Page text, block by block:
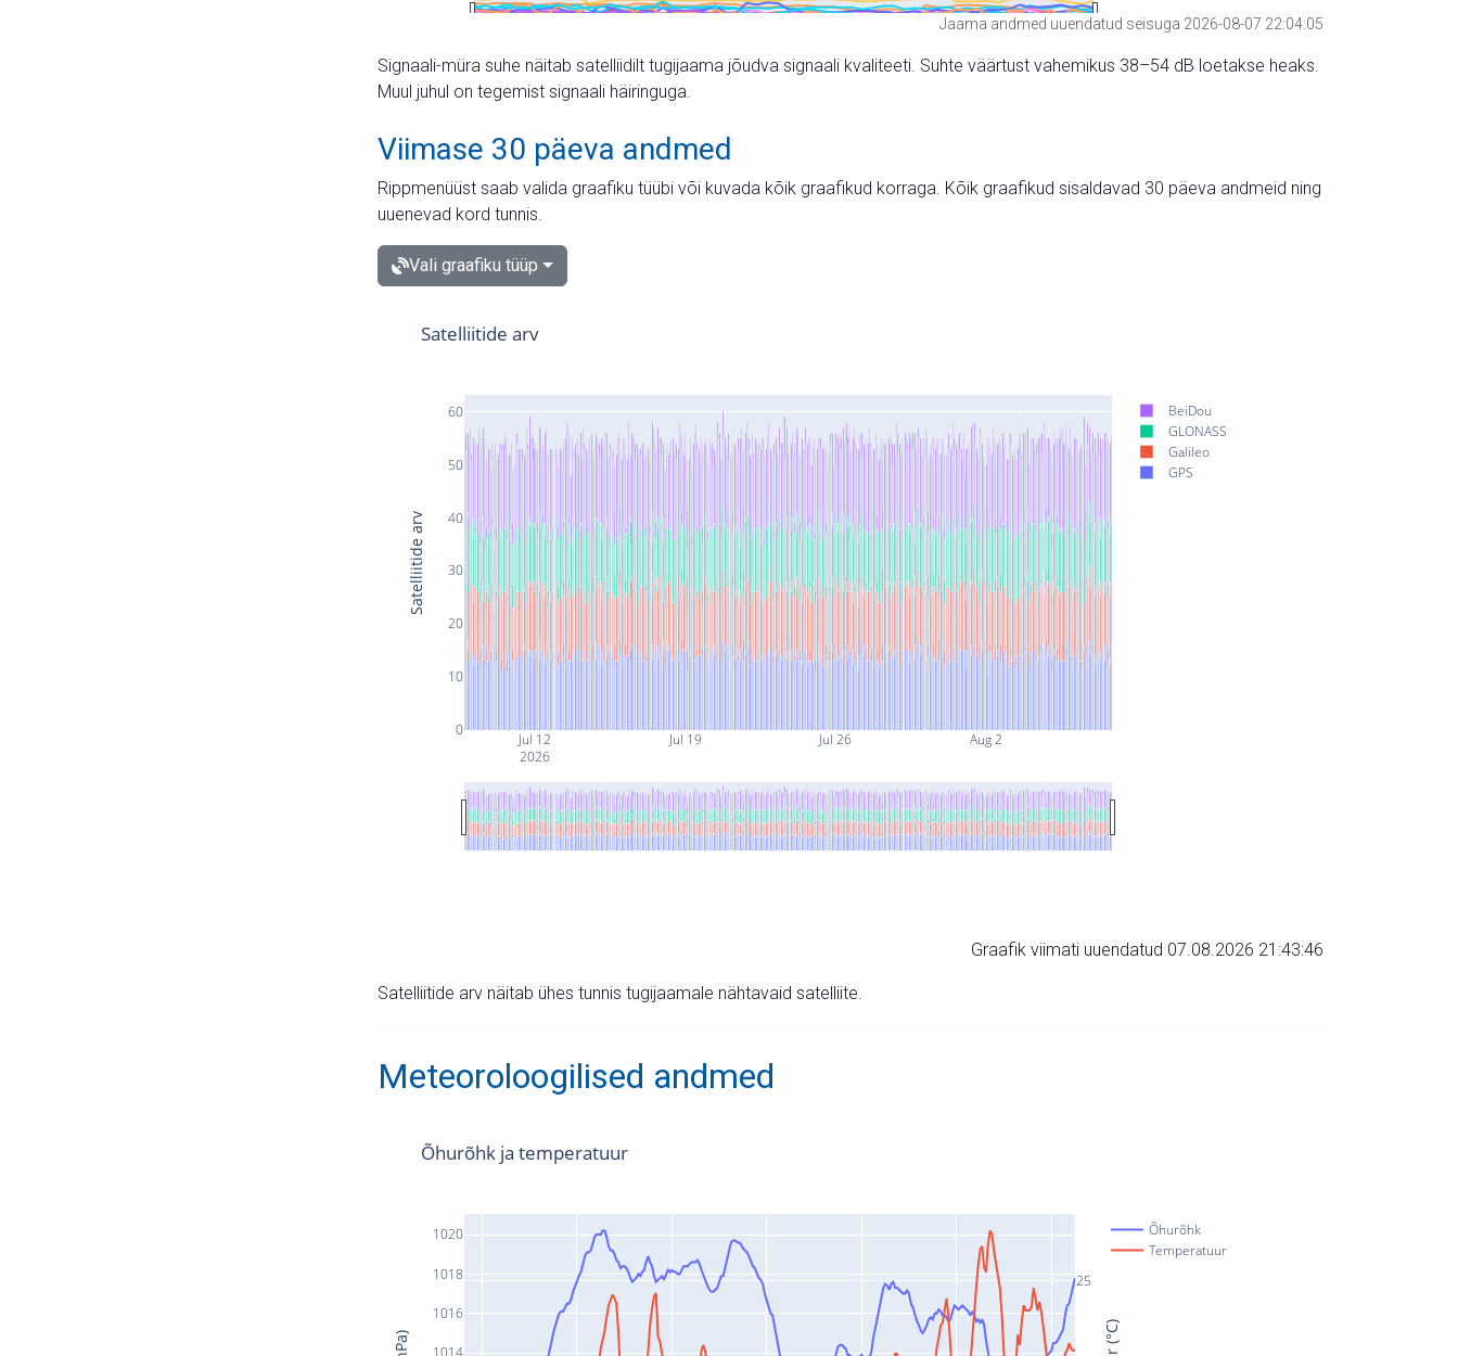
Jaama andmed uuendatud seisuga 2026-08-07 22:04:05
Signaali-müra suhe näitab satelliidilt tugijaama jõudva signaali kvaliteeti. Suhte väärtust vahemikus 38–54 dB loetakse heaks.
Muul juhul on tegemist signaali häiringuga.
Viimase 30 päeva andmed
Rippmenüüst saab valida graafiku tüübi või kuvada kõik graafikud korraga. Kõik graafikud sisaldavad 30 päeva andmeid ning
uuenevad kord tunnis.
Vali graafiku tüüp
Jul 12
2026
Jul 19 Jul 26 Aug 2
0
10
20
30
40
50
60
BeiDou
GLONASS
Galileo
GPS
Satelliitide arv
Satelliitide arv
Graafik viimati uuendatud 07.08.2026 21:43:46
Satelliitide arv näitab ühes tunnis tugijaamale nähtavaid satelliite.
Meteoroloogilised andmed
1014
1016
1018
1020
25
Õhurõhk
Temperatuur
Õhurõhk ja temperatuur